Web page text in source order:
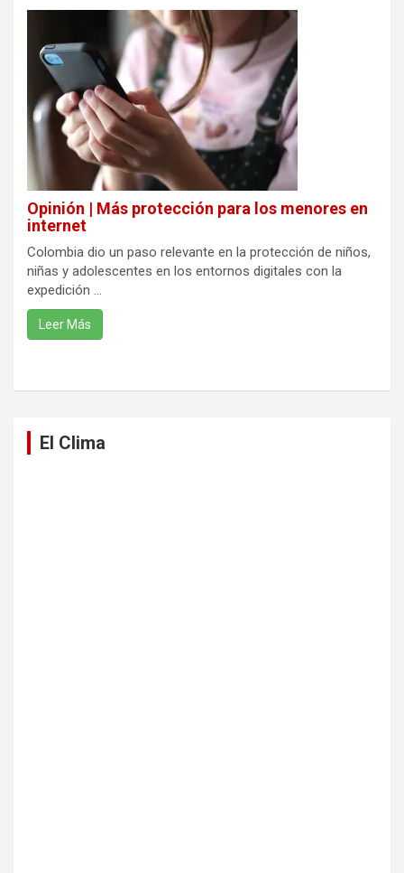
Opinión | Más protección para los menores en
internet
Colombia dio un paso relevante en la protección de niños,
niñas y adolescentes en los entornos digitales con la
expedición ...
Leer Más
El Clima